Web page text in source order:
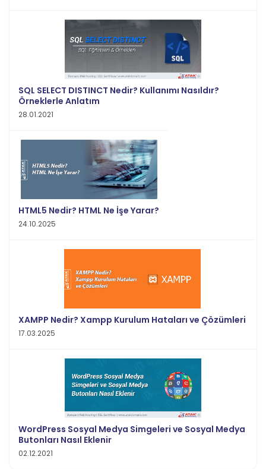
SQL SELECT DISTINCT Nedir? Kullanımı Nasıldır?
Örneklerle Anlatım
28.01.2021
HTML5 Nedir? HTML Ne İşe Yarar?
24.10.2025
XAMPP Nedir? Xampp Kurulum Hataları ve Çözümleri
17.03.2025
WordPress Sosyal Medya Simgeleri ve Sosyal Medya
Butonları Nasıl Eklenir
02.12.2021